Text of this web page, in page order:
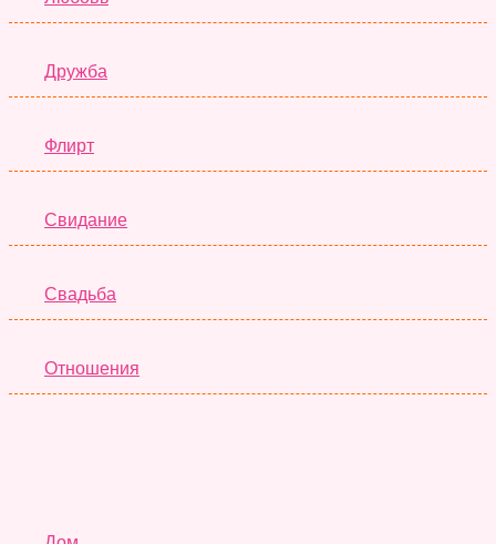
Дружба
Флирт
Свидание
Свадьба
Отношения